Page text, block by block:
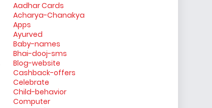
Aadhar Cards
Acharya-Chanakya
Apps
Ayurved
Baby-names
Bhai-dooj-sms
Blog-website
Cashback-offers
Celebrate
Child-behavior
Computer